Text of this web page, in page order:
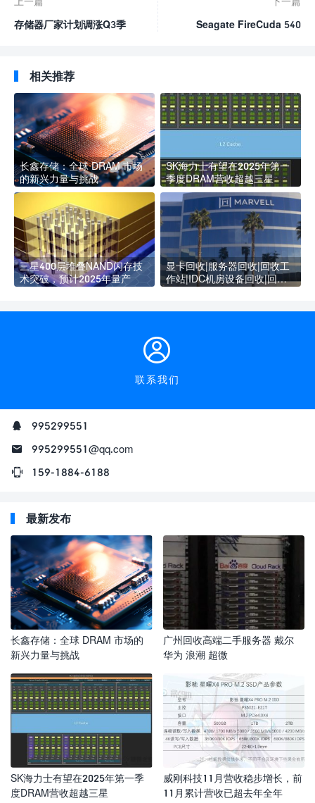
存储器厂家计划调涨Q3季
Seagate FireCuda 540
相关推荐
长鑫存储：全球 DRAM 市场
的新兴力量与挑战
SK海力士有望在2025年第一
季度DRAM营收超越三星
三星400层堆叠NAND闪存技
术突破，预计2025年量产
显卡回收|服务器回收|回收工
作站|IDC机房设备回收|回收
联系我们
995299551
995299551@qq.com
159-1884-6188
最新发布
长鑫存储：全球 DRAM 市场的
新兴力量与挑战
广州回收高端二手服务器 戴尔
华为 浪潮 超微
SK海力士有望在2025年第一季
度DRAM营收超越三星
威刚科技11月营收稳步增长，前
11月累计营收已超去年全年